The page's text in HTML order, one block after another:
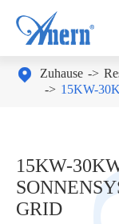
 Zuhause
15KW-
15KW-
GRID